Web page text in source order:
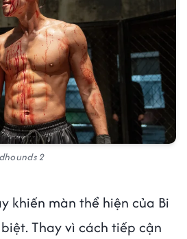
2
khiến màn thể hiện của Bi
Thay vì cách tiếp cận